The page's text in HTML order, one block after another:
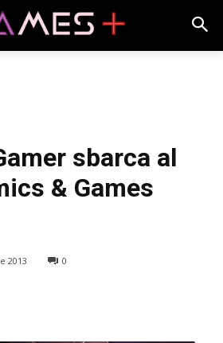
sbarca al
& Games
2013 0